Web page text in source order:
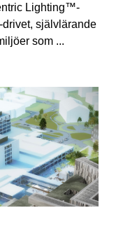
Lighting™-
drivet, självlärande
som ...